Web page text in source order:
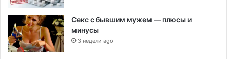
Секс с бывшим мужем — плюсы и
минусы
3 недели ago